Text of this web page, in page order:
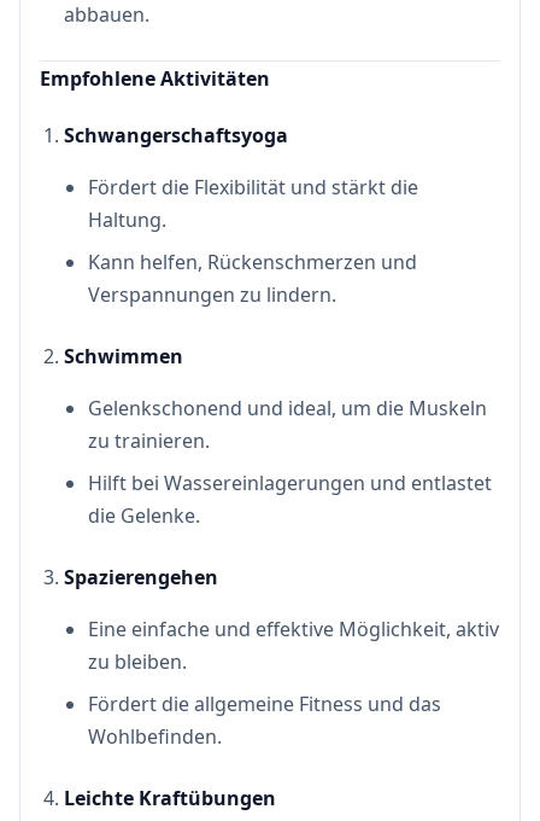
abbauen.
Empfohlene Aktivitäten
Schwangerschaftsyoga
Fördert die Flexibilität und stärkt die
Haltung.
Kann helfen, Rückenschmerzen und
Verspannungen zu lindern.
Schwimmen
Gelenkschonend und ideal, um die Muskeln
zu trainieren.
Hilft bei Wassereinlagerungen und entlastet
die Gelenke.
Spazierengehen
Eine einfache und effektive Möglichkeit, aktiv
zu bleiben.
Fördert die allgemeine Fitness und das
Wohlbefinden.
Leichte Kraftübungen